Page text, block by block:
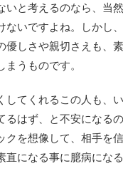
いと考えるのなら、当
ないですよね。しかし
優しさや親切さえも、
まうものです。
してくれるこの人も、
るはず、と不安になる
クを想像して、相手を
直になる事に臆病になる